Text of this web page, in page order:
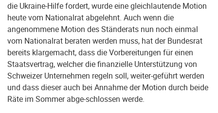
die Ukraine-Hilfe fordert, wurde eine gleichlautende Motion
heute vom Nationalrat abgelehnt. Auch wenn die
angenommene Motion des Ständerats nun noch einmal
vom Nationalrat beraten werden muss, hat der Bundesrat
bereits klargemacht, dass die Vorbereitungen für einen
Staatsvertrag, welcher die finanzielle Unterstützung von
Schweizer Unternehmen regeln soll, weiter-geführt werden
und dass dieser auch bei Annahme der Motion durch beide
Räte im Sommer abge-schlossen werde.